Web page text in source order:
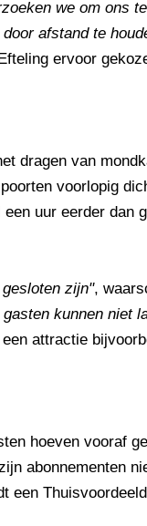
we om ons
afstand te
ervoor
dragen van
voorlopig
uur eerder dan
zijn",
kunnen niet
attractie
hoeven vooraf
abonnementen
een